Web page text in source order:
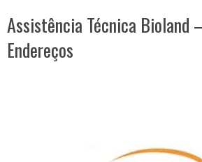
Assistência Técnica Bioland
Endereços